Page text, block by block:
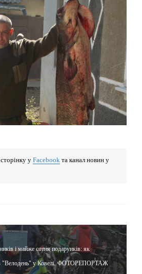
у Facebook та канал новин у
і майже сотня подарунків: як
"Велодень" у Ковелі. ФОТОРЕПОРТАЖ